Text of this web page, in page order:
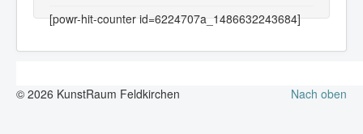
[powr-hit-counter id=6224707a_1486632243684]
Nach oben
© 2026 KunstRaum Feldkirchen